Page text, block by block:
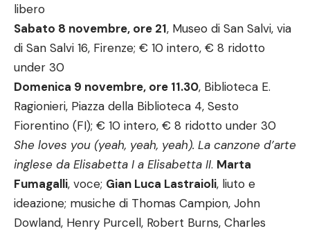
libero
Sabato 8 novembre, ore 21, Museo di San Salvi, via
di San Salvi 16, Firenze; € 10 intero, € 8 ridotto
under 30
Domenica 9 novembre, ore 11.30, Biblioteca E.
Ragionieri, Piazza della Biblioteca 4, Sesto
Fiorentino (FI); € 10 intero, € 8 ridotto under 30
She loves you (yeah, yeah, yeah). La canzone d’arte
inglese da Elisabetta I a Elisabetta II. Marta
Fumagalli, voce; Gian Luca Lastraioli, liuto e
ideazione; musiche di Thomas Campion, John
Dowland, Henry Purcell, Robert Burns, Charles